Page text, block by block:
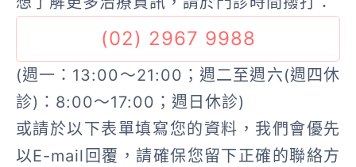
(02) 2967 9988
(週一：13:00～21:00；週二至週六(週四休
診)：8:00～17:00；週日休診)
或請於以下表單填寫您的資料，我們會優先
以E-mail回覆，請確保您留下正確的聯絡方